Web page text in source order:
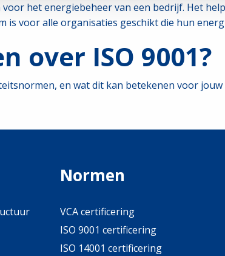
voor het energiebeheer van een bedrijf. Het
is voor alle organisaties geschikt die hun
over ISO 9001?
en wat dit kan betekenen voor jouw
Normen
VCA certificering
ISO 9001 certificering
ISO 14001 certificering